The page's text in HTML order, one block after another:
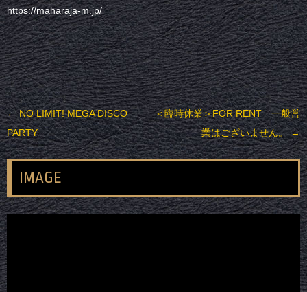
https://maharaja-m.jp/
投稿ナビゲーション
←NO LIMIT! MEGA DISCO
PARTY
＜臨時休業＞FOR RENT 一般営
業はございません。→
IMAGE